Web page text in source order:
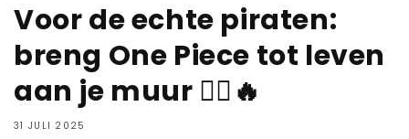
Voor de echte piraten:
breng One Piece tot leven
aan je muur 🏴‍☠️🔥
31 JULI 2025